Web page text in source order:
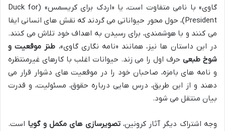
گاوی» با نامی متفاوت است، یا «اردک برای کریسمس» (Duck for
President)، حول محور حیواناتی می گردند که نقش های انسانی ایفا
می کنند و با هوشمندی، برای رسیدن به اهداف خود تلاش می کنند.
در این داستان ها نیز، همانند «نامه نگاری گاوی»، طنز موقعیت و
شوخ طبعیحرف اول را می زند. حیوانات اغلب با کارهای غیرمنتظره
و نامه های بامزه، صاحبان خود را در موقعیت های دشوار قرار می
دهند و از این طریق، درس هایی درباره حقوق، مسئولیت، و قدرت
بیان منتقل می شود.
وجه اشتراک دیگر آثار کرونین،تصویرسازی های مکمل و گویا است.